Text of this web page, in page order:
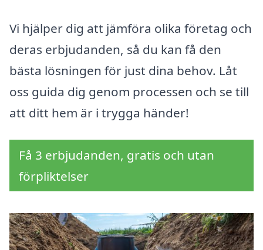
Vi hjälper dig att jämföra olika företag och
deras erbjudanden, så du kan få den
bästa lösningen för just dina behov. Låt
oss guida dig genom processen och se till
att ditt hem är i trygga händer!
Få 3 erbjudanden, gratis och utan
förpliktelser